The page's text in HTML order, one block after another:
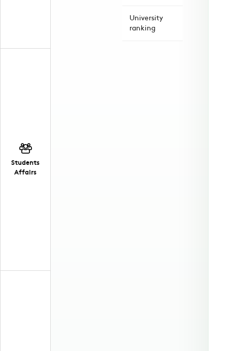
Students
Affairs
University
ranking